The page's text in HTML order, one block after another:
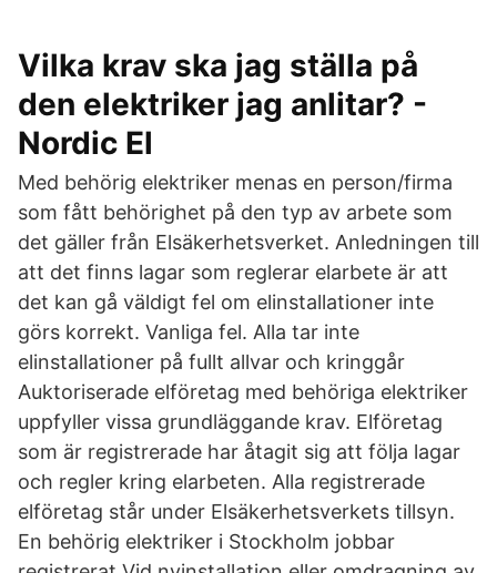
Vilka krav ska jag ställa på
den elektriker jag anlitar? -
Nordic El
Med behörig elektriker menas en person/firma
som fått behörighet på den typ av arbete som
det gäller från Elsäkerhetsverket. Anledningen till
att det finns lagar som reglerar elarbete är att
det kan gå väldigt fel om elinstallationer inte
görs korrekt. Vanliga fel. Alla tar inte
elinstallationer på fullt allvar och kringgår
Auktoriserade elföretag med behöriga elektriker
uppfyller vissa grundläggande krav. Elföretag
som är registrerade har åtagit sig att följa lagar
och regler kring elarbeten. Alla registrerade
elföretag står under Elsäkerhetsverkets tillsyn.
En behörig elektriker i Stockholm jobbar